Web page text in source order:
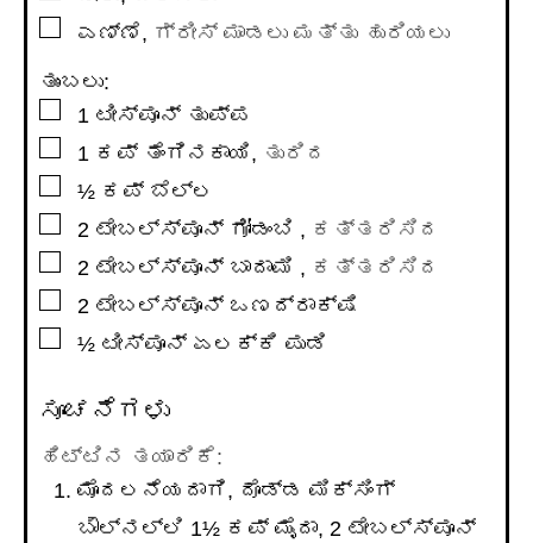
▢ಎಣ್ಣೆ, ಗ್ರೀಸ್ ಮಾಡಲು ಮತ್ತು ಹುರಿಯಲು
ತುಂಬಲು:
▢1 ಟೀಸ್ಪೂನ್ ತುಪ್ಪ
▢1 ಕಪ್ ತೆಂಗಿನಕಾಯಿ, ತುರಿದ
▢½ ಕಪ್ ಬೆಲ್ಲ
▢2 ಟೇಬಲ್ಸ್ಪೂನ್ ಗೋಡಂಬಿ , ಕತ್ತರಿಸಿದ
▢2 ಟೇಬಲ್ಸ್ಪೂನ್ ಬಾದಾಮಿ , ಕತ್ತರಿಸಿದ
▢2 ಟೇಬಲ್ಸ್ಪೂನ್ ಒಣದ್ರಾಕ್ಷಿ
▢½ ಟೀಸ್ಪೂನ್ ಏಲಕ್ಕಿ ಪುಡಿ
ಸೂಚನೆಗಳು
ಹಿಟ್ಟಿನ ತಯಾರಿಕೆ:
ಮೊದಲನೆಯದಾಗಿ, ದೊಡ್ಡ ಮಿಕ್ಸಿಂಗ್
ಬೌಲ್‌ನಲ್ಲಿ 1½ ಕಪ್ ಮೈದಾ, 2 ಟೇಬಲ್ಸ್ಪೂನ್